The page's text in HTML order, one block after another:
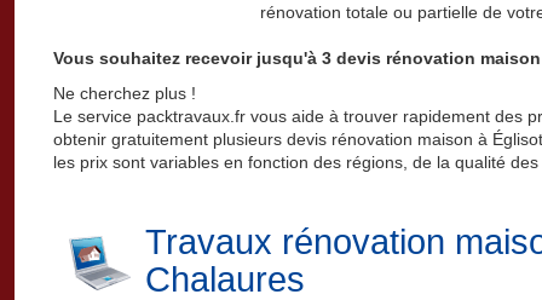
rénovation totale ou partielle de
Vous souhaitez recevoir jusqu'à 3 devis rénovation
Ne cherchez plus !
Le service packtravaux.fr vous aide à trouver rapidement des
obtenir gratuitement plusieurs devis rénovation maison à
les prix sont variables en fonction des régions, de la qualité
Travaux rénovation
Chalaures